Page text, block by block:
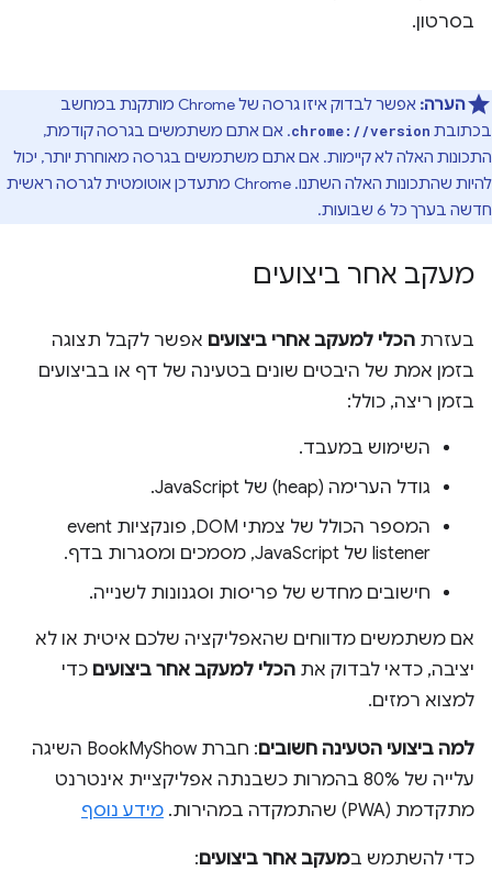
בסרטון.
הערה:
אפשר לבדוק איזו גרסה של Chrome מותקנת במחשב
בכתובת chrome://version. אם אתם משתמשים בגרסה קודמת,
התכונות האלה לא קיימות. אם אתם משתמשים בגרסה מאוחרת יותר, יכול
להיות שהתכונות האלה השתנו. ‫Chrome מתעדכן אוטומטית לגרסה ראשית
חדשה בערך כל 6 שבועות.
מעקב אחר ביצועים
בעזרת הכלי למעקב אחרי ביצועים אפשר לקבל תצוגה
בזמן אמת של היבטים שונים בטעינה של דף או בביצועים
בזמן ריצה, כולל:
השימוש במעבד.
גודל הערימה (heap) של JavaScript.
המספר הכולל של צמתי DOM, פונקציות event
listener של JavaScript, מסמכים ומסגרות בדף.
חישובים מחדש של פריסות וסגנונות לשנייה.
אם משתמשים מדווחים שהאפליקציה שלכם איטית או לא
יציבה, כדאי לבדוק את הכלי למעקב אחר ביצועים כדי
למצוא רמזים.
למה ביצועי הטעינה חשובים
: חברת BookMyShow השיגה
עלייה של 80% בהמרות כשבנתה אפליקציית אינטרנט
מתקדמת (PWA) שהתמקדה במהירות.
מידע נוסף
כדי להשתמש במעקב אחר ביצועים: